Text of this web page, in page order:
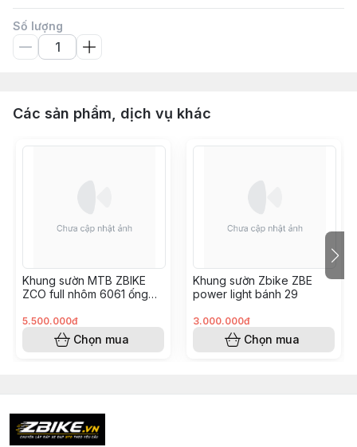
Số lượng
Các sản phẩm, dịch vụ khác
Khung sườn MTB ZBIKE
ZCO full nhôm 6061 ống
5.500.000đ
Chọn mua
Khung sườn Zbike ZBE
power light bánh 29
3.000.000đ
Chọn mua